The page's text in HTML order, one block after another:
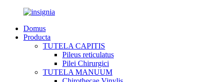
Domus
Producta
TUTELA CAPITIS
Pileus reticulatus
Pilei Chirurgici
TUTELA MANUUM